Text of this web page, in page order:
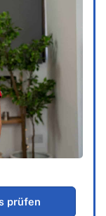
prüfen